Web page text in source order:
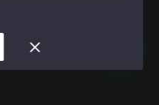
como podemos ajudar?
- Todos os direitos